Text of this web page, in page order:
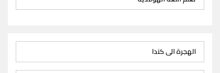
الهجرة الى كندا